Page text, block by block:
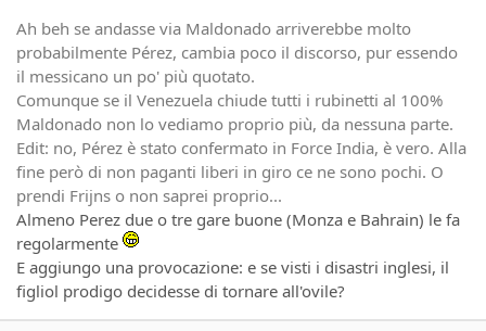
Ah beh se andasse via Maldonado arriverebbe molto
probabilmente Pérez, cambia poco il discorso, pur essendo
il messicano un po' più quotato.
Comunque se il Venezuela chiude tutti i rubinetti al 100%
Maldonado non lo vediamo proprio più, da nessuna parte.
Edit: no, Pérez è stato confermato in Force India, è vero. Alla
fine però di non paganti liberi in giro ce ne sono pochi. O
prendi Frijns o non saprei proprio...
Almeno Perez due o tre gare buone (Monza e Bahrain) le fa
regolarmente
E aggiungo una provocazione: e se visti i disastri inglesi, il
figliol prodigo decidesse di tornare all'ovile?